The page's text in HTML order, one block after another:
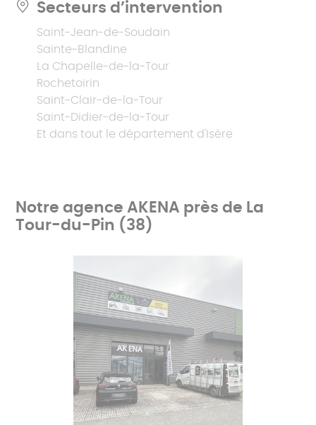
Secteurs d’intervention
Saint-Jean-de-Soudain
Sainte-Blandine
La Chapelle-de-la-Tour
Rochetoirin
Saint-Clair-de-la-Tour
Saint-Didier-de-la-Tour
Et dans tout le département d'Isère
Notre agence AKENA près de La
Tour-du-Pin (38)